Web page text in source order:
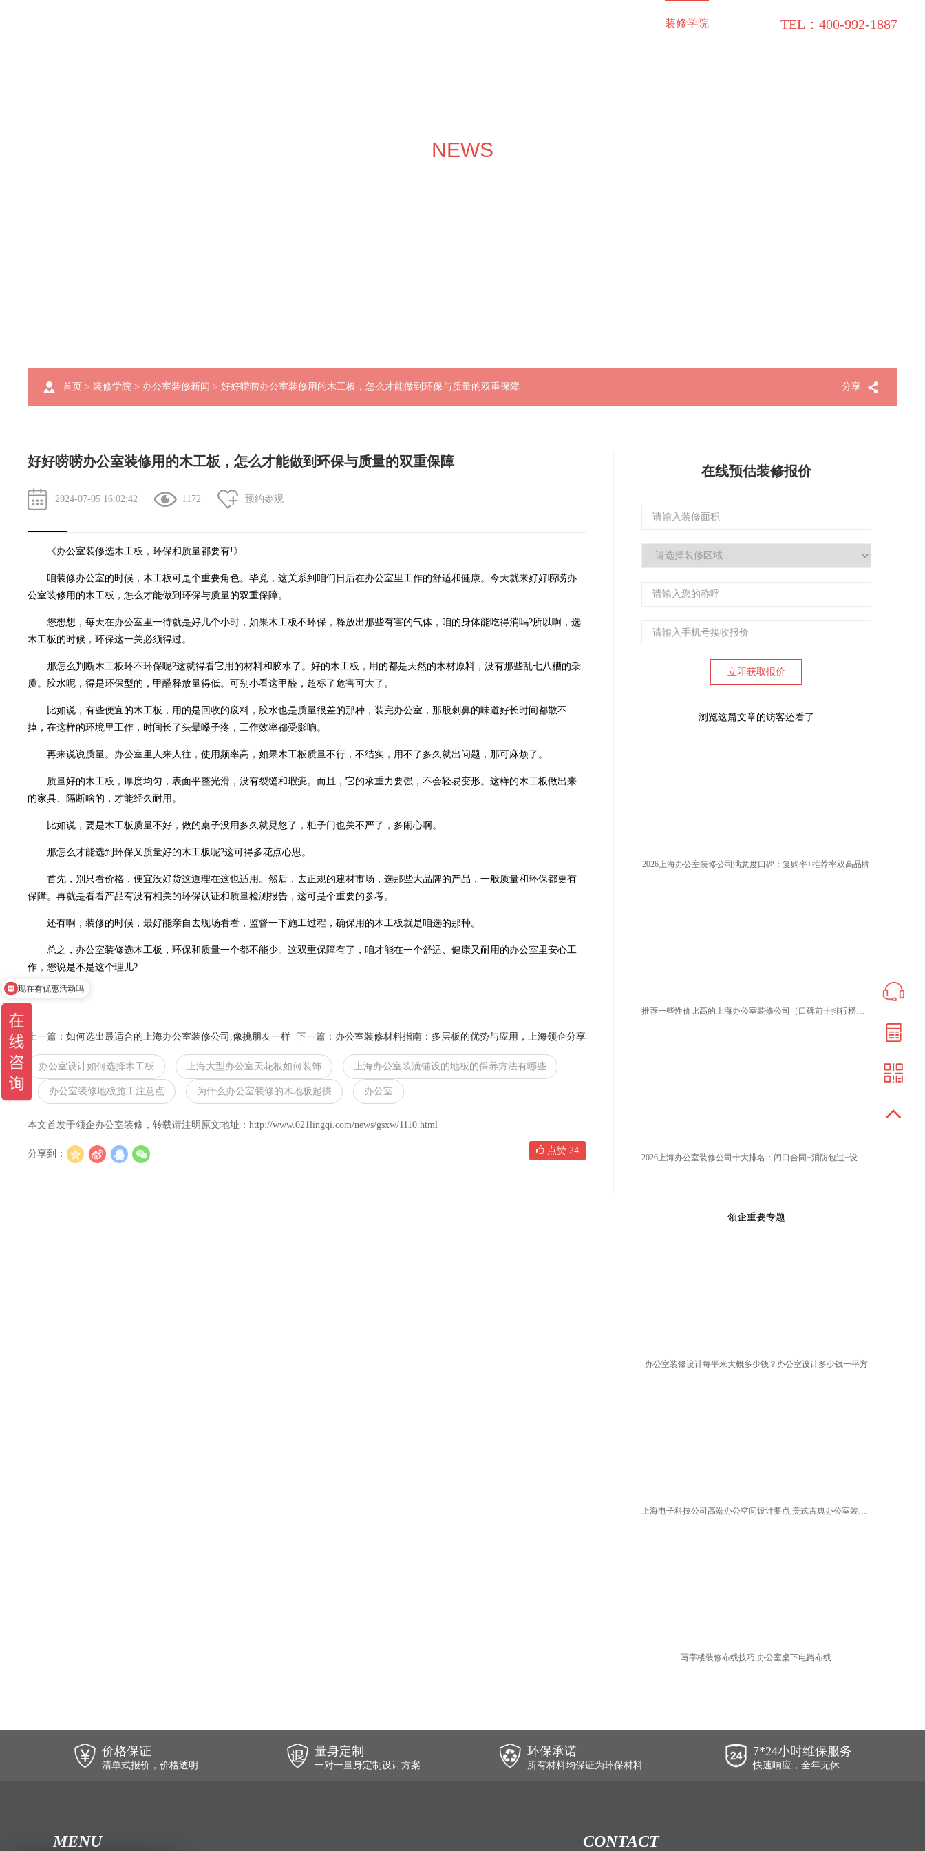
TEL：400-992-1887
装修学院
NEWS
分享
首页 > 装修学院 > 办公室装修新闻 > 好好唠唠办公室装修用的木工板，怎么才能做到环保与质量的双重保障
好好唠唠办公室装修用的木工板，怎么才能做到环保与质量的双重保障
2024-07-05 16:02:42 1172 预约参观
《办公室装修选木工板，环保和质量都要有!》
咱装修办公室的时候，木工板可是个重要角色。毕竟，这关系到咱们日后在办公室里工作的舒适和健康。今天就来好好唠唠办
公室装修用的木工板，怎么才能做到环保与质量的双重保障。
您想想，每天在办公室里一待就是好几个小时，如果木工板不环保，释放出那些有害的气体，咱的身体能吃得消吗?所以啊，选
木工板的时候，环保这一关必须得过。
那怎么判断木工板环不环保呢?这就得看它用的材料和胶水了。好的木工板，用的都是天然的木材原料，没有那些乱七八糟的杂
质。胶水呢，得是环保型的，甲醛释放量得低。可别小看这甲醛，超标了危害可大了。
比如说，有些便宜的木工板，用的是回收的废料，胶水也是质量很差的那种，装完办公室，那股刺鼻的味道好长时间都散不
掉，在这样的环境里工作，时间长了头晕嗓子疼，工作效率都受影响。
再来说说质量。办公室里人来人往，使用频率高，如果木工板质量不行，不结实，用不了多久就出问题，那可麻烦了。
质量好的木工板，厚度均匀，表面平整光滑，没有裂缝和瑕疵。而且，它的承重力要强，不会轻易变形。这样的木工板做出来
的家具、隔断啥的，才能经久耐用。
比如说，要是木工板质量不好，做的桌子没用多久就晃悠了，柜子门也关不严了，多闹心啊。
那怎么才能选到环保又质量好的木工板呢?这可得多花点心思。
首先，别只看价格，便宜没好货这道理在这也适用。然后，去正规的建材市场，选那些大品牌的产品，一般质量和环保都更有
保障。再就是看看产品有没有相关的环保认证和质量检测报告，这可是个重要的参考。
还有啊，装修的时候，最好能亲自去现场看看，监督一下施工过程，确保用的木工板就是咱选的那种。
总之，办公室装修选木工板，环保和质量一个都不能少。这双重保障有了，咱才能在一个舒适、健康又耐用的办公室里安心工
作，您说是不是这个理儿?
上一篇： 如何选出最适合的上海办公室装修公司,像挑朋友一样 下一篇： 办公室装修材料指南：多层板的优势与应用，上海领企分享
办公室设计如何选择木工板 上海大型办公室天花板如何装饰 上海办公室装潢铺设的地板的保养方法有哪些
办公室装修地板施工注意点 为什么办公室装修的木地板起拱 办公室
本文首发于领企办公室装修，转载请注明原文地址：http://www.021lingqi.com/news/gsxw/1110.html
分享到： 点赞 24
在线预估装修报价
浏览这篇文章的访客还看了
2026上海办公室装修公司满意度口碑：复购率+推荐率双高品牌
推荐一些性价比高的上海办公室装修公司（口碑前十排行榜优选）
2026上海办公室装修公司十大排名：闭口合同+消防包过+设计封神榜
领企重要专题
办公室装修设计每平米大概多少钱？办公室设计多少钱一平方
写字楼装修布线技巧,办公室桌下电路布线
价格保证
清单式报价，价格透明
量身定制
一对一量身定制设计方案
环保承诺
所有材料均保证为环保材料
7*24小时维保服务
快速响应，全年无休
MENU CONTACT
现在有优惠活动吗